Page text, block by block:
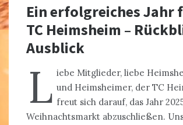
Ein erfolgreiches Jahr
TC Heimsheim –
Ausblick
L iebe Mitglieder, liebe
und Heimsheimer, der TC
freut sich darauf, das Jahr
Weihnachtsmarkt abzuschließen.